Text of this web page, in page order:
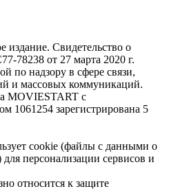
издание. Свидетельство о
от 27 марта 2020 г.
по надзору в сфере связи,
и массовых коммуникаций.
MOVIESTART с
1061254 зарегистрирована 5
cookie (файлы с данными о
персонализации сервисов и
относится к защите